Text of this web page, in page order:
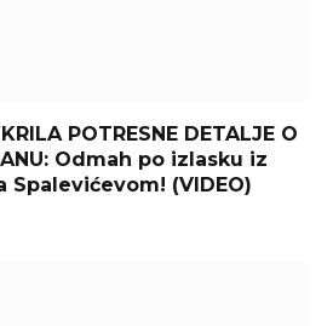
POTRESNE DETALJE O
Odmah po izlasku iz
Spalevićevom! (VIDEO)